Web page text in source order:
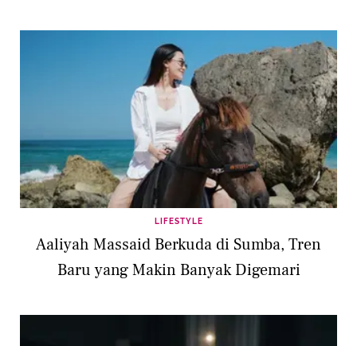
LIFESTYLE
Aaliyah Massaid Berkuda di Sumba, Tren
Baru yang Makin Banyak Digemari